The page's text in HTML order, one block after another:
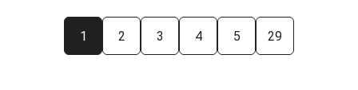
1 2 3 4 5 29